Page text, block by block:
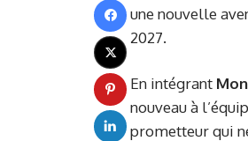
une nouvelle
2027.
En intégrant
nouveau à
prometteur qui